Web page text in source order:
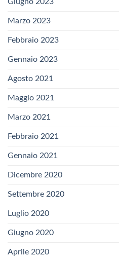
Marzo 2023
Febbraio 2023
Gennaio 2023
Agosto 2021
Maggio 2021
Marzo 2021
Febbraio 2021
Gennaio 2021
Dicembre 2020
Settembre 2020
Luglio 2020
Giugno 2020
Aprile 2020